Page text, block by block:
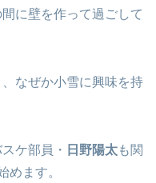
に壁を作って過ごして
なぜか小雪に興味を持
ケ部員・ 日野陽太も関
めます。